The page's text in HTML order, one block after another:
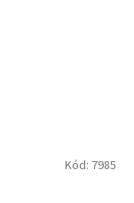
Kód: 7985